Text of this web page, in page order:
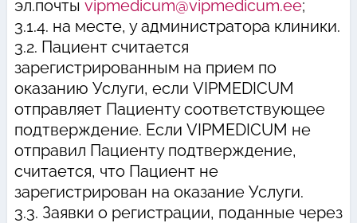
эл.почты vipmedicum@vipmedicum.ee;
3.1.4. на месте, у администратора клиники.
3.2. Пациент считается
зарегистрированным на прием по
оказанию Услуги, если VIPMEDICUM
отправляет Пациенту соответствующее
подтверждение. Если VIPMEDICUM не
отправил Пациенту подтверждение,
считается, что Пациент не
зарегистрирован на оказание Услуги.
3.3. Заявки о регистрации, поданные через